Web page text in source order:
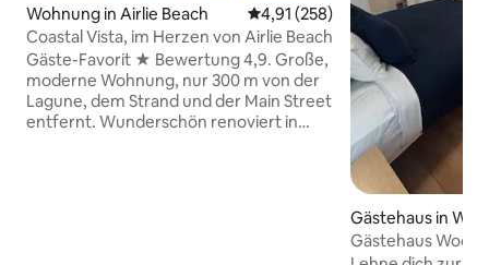
Wohnung in Airlie Beach Durchschnittliche Bewertung:
4,91 (258)
Coastal Vista, im Herzen von Airlie Beach
Gäste-Favorit ★ Bewertung 4,9. Große,
moderne Wohnung, nur 300 m von der
Lagune, dem Strand und der Main Street
entfernt. Wunderschön renoviert in
Gästehaus in
Gästehaus